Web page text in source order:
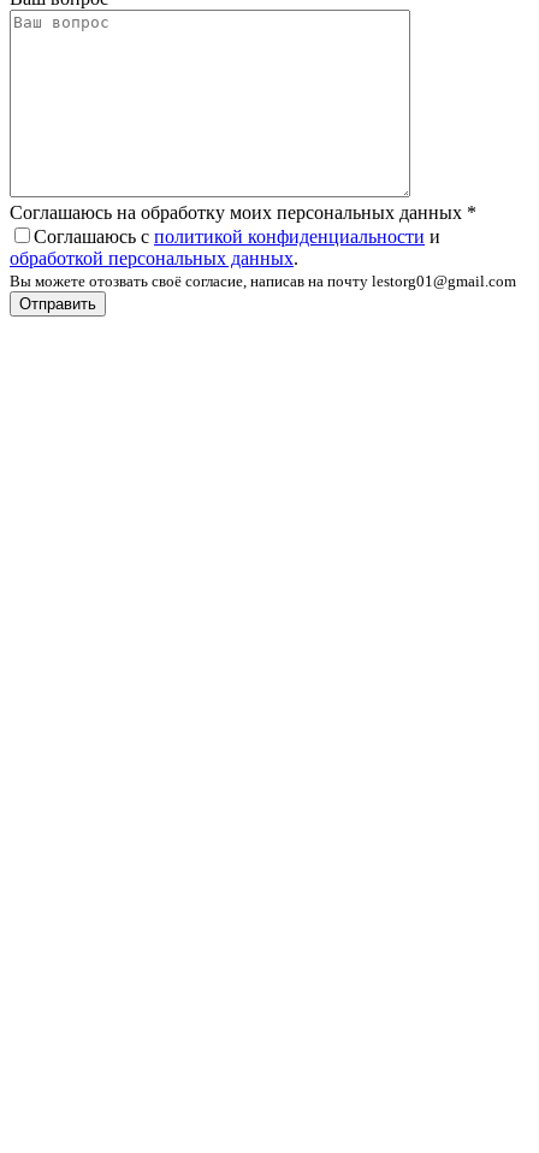
Соглашаюсь на обработку моих персональных данных *
Соглашаюсь с политикой конфиденциальности и
обработкой персональных данных.
Вы можете отозвать своё согласие, написав на почту lestorg01@gmail.com